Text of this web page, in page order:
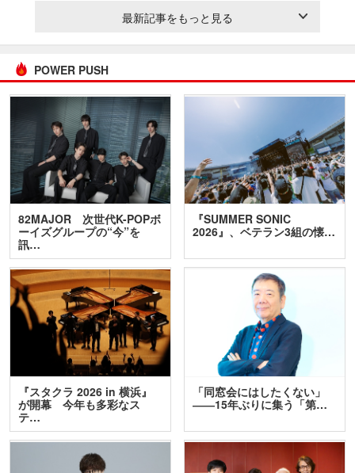
最新記事をもっと見る
POWER PUSH
82MAJOR 次世代K-POPボ
ーイズグループの“今”を
訊…
『SUMMER SONIC
2026』、ベテラン3組の懐…
『スタクラ 2026 in 横浜』
が開幕 今年も多彩なス
テ…
「同窓会にはしたくない」
――15年ぶりに集う「第…